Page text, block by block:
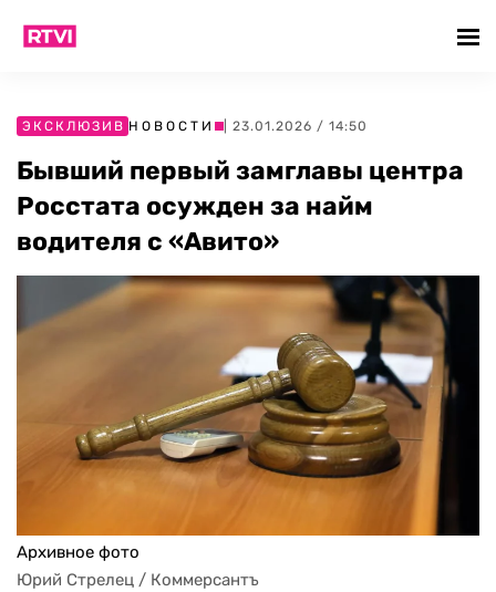
ЭКСКЛЮЗИВ НОВОСТИ | 23.01.2026 / 14:50
Бывший первый замглавы центра
Росстата осужден за найм
водителя с «Авито»
Архивное фото
Юрий Стрелец / Коммерсантъ